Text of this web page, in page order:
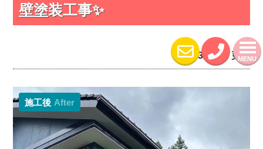
MENU
壁塗装工事✨
2023.08.24 更新
施工後 After